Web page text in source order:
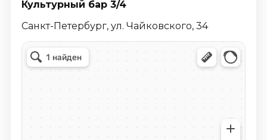
Культурный бар 3/4
Санкт-Петербург, ул. Чайковского, 34